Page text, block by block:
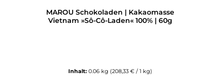
MAROU Schokoladen | Kakaomasse
Vietnam »Sô-Cô-Laden« 100% | 60g
Inhalt: 0.06 kg (208,33 € / 1 kg)